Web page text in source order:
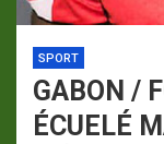
SPORT
GABON /
ÉCUELÉ